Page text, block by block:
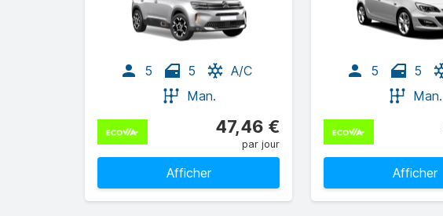
5 5
A/C
Man.
47,46 €
par jour
Afficher
5 5
Man.
Afficher